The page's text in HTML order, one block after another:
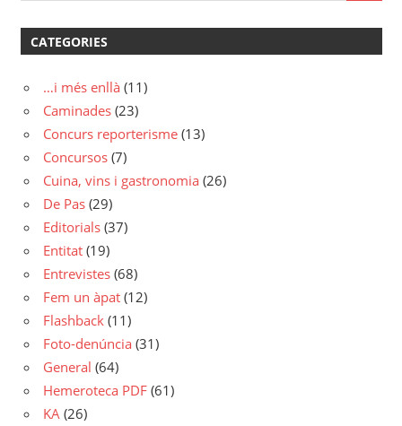
CATEGORIES
…i més enllà (11)
Caminades (23)
Concurs reporterisme (13)
Concursos (7)
Cuina, vins i gastronomia (26)
De Pas (29)
Editorials (37)
Entitat (19)
Entrevistes (68)
Fem un àpat (12)
Flashback (11)
Foto-denúncia (31)
General (64)
Hemeroteca PDF (61)
KA (26)